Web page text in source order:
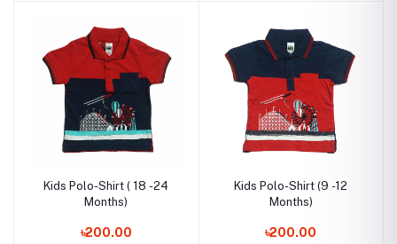
Kids Polo-Shirt ( 18 -24
Months)
৳200.00
Kids Polo-Shirt (9 -12
Months)
৳200.00